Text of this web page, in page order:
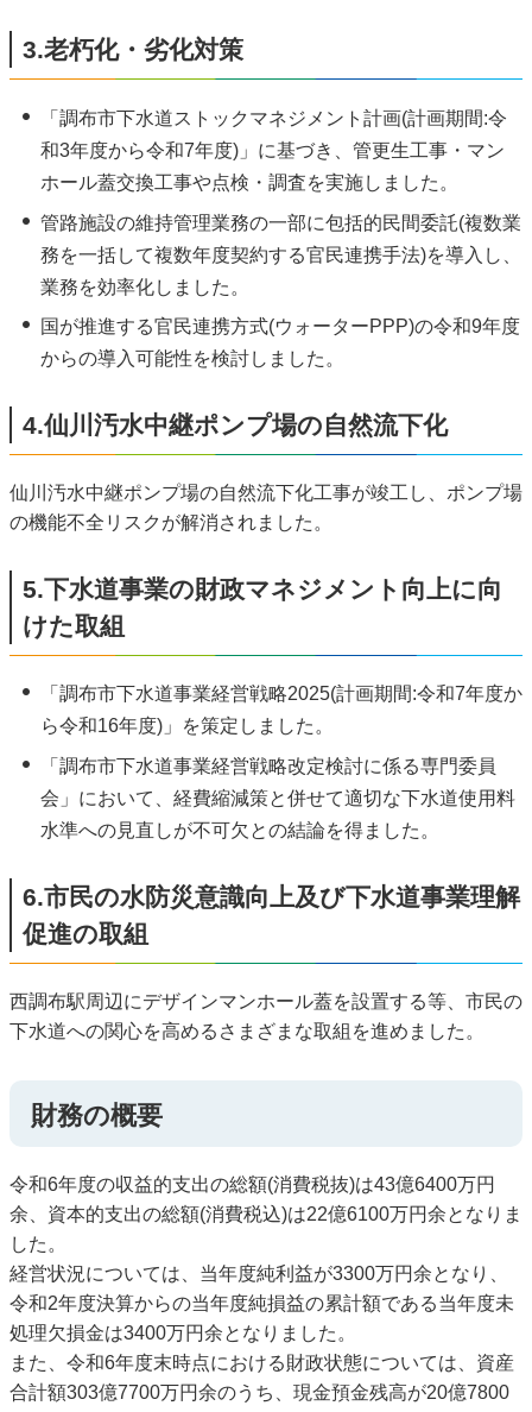
3.老朽化・劣化対策
「調布市下水道ストックマネジメント計画(計画期間:令
和3年度から令和7年度)」に基づき、管更生工事・マン
ホール蓋交換工事や点検・調査を実施しました。
管路施設の維持管理業務の一部に包括的民間委託(複数業
務を一括して複数年度契約する官民連携手法)を導入し、
業務を効率化しました。
国が推進する官民連携方式(ウォーターPPP)の令和9年度
からの導入可能性を検討しました。
4.仙川汚水中継ポンプ場の自然流下化
仙川汚水中継ポンプ場の自然流下化工事が竣工し、ポンプ場
の機能不全リスクが解消されました。
5.下水道事業の財政マネジメント向上に向
けた取組
「調布市下水道事業経営戦略2025(計画期間:令和7年度か
ら令和16年度)」を策定しました。
「調布市下水道事業経営戦略改定検討に係る専門委員
会」において、経費縮減策と併せて適切な下水道使用料
水準への見直しが不可欠との結論を得ました。
6.市民の水防災意識向上及び下水道事業理解
促進の取組
西調布駅周辺にデザインマンホール蓋を設置する等、市民の
下水道への関心を高めるさまざまな取組を進めました。
財務の概要
令和6年度の収益的支出の総額(消費税抜)は43億6400万円
余、資本的支出の総額(消費税込)は22億6100万円余となりま
した。
経営状況については、当年度純利益が3300万円余となり、
令和2年度決算からの当年度純損益の累計額である当年度未
処理欠損金は3400万円余となりました。
また、令和6年度末時点における財政状態については、資産
合計額303億7700万円余のうち、現金預金残高が20億7800